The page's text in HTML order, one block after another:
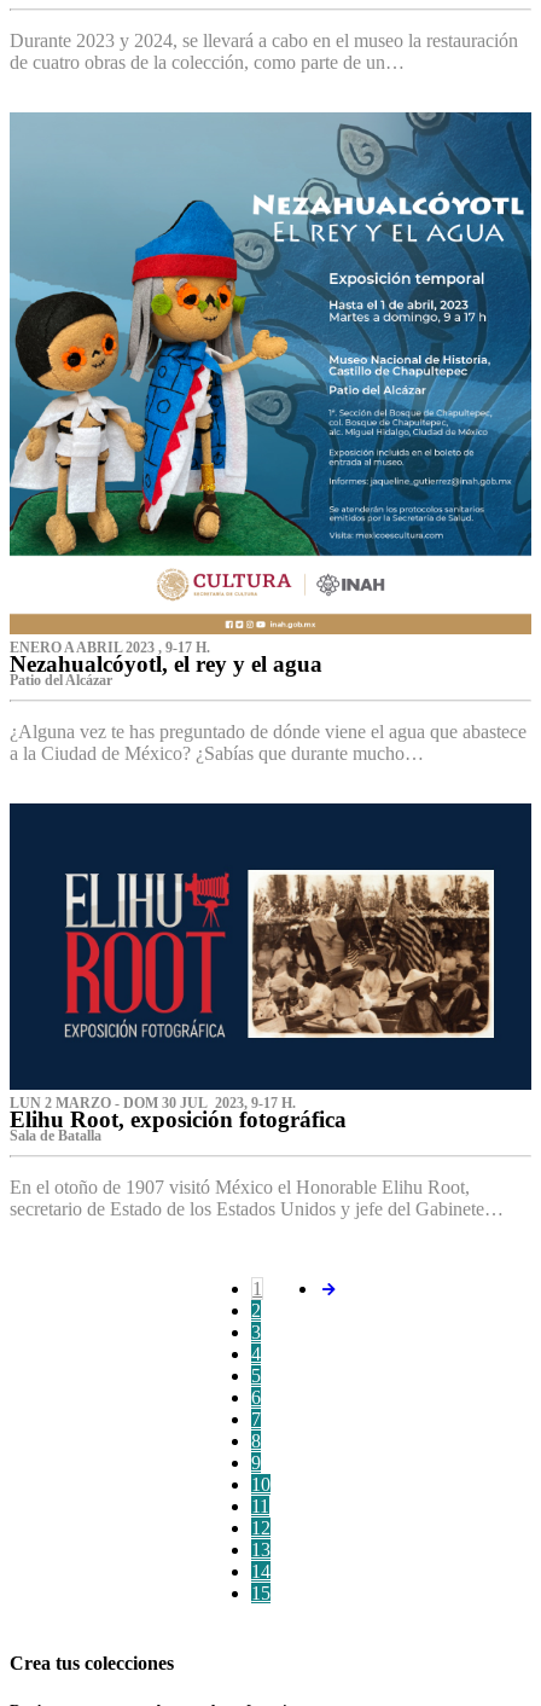
Durante 2023 y 2024, se llevará a cabo en el museo la restauración
de cuatro obras de la colección, como parte de un…
ENERO A ABRIL 2023 , 9-17 H.
Nezahualcóyotl, el rey y el agua
Patio del Alcázar
¿Alguna vez te has preguntado de dónde viene el agua que abastece
a la Ciudad de México? ¿Sabías que durante mucho…
LUN 2 MARZO - DOM 30 JUL 2023, 9-17 H.
Elihu Root, exposición fotográfica
Sala de Batalla
En el otoño de 1907 visitó México el Honorable Elihu Root,
secretario de Estado de los Estados Unidos y jefe del Gabinete…
1
2
3
4
5
6
7
8
9
10
11
12
13
14
15
Crea tus colecciones